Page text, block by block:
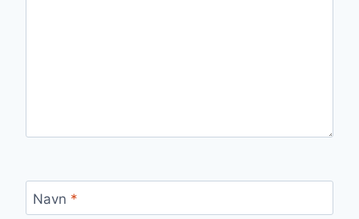
Navn *